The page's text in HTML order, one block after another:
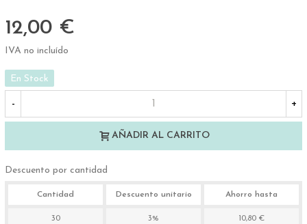
12,00 €
IVA no incluído
En Stock
- +
AÑADIR AL CARRITO
Descuento por cantidad
Cantidad Descuento unitario Ahorro hasta
30 3% 10,80 €